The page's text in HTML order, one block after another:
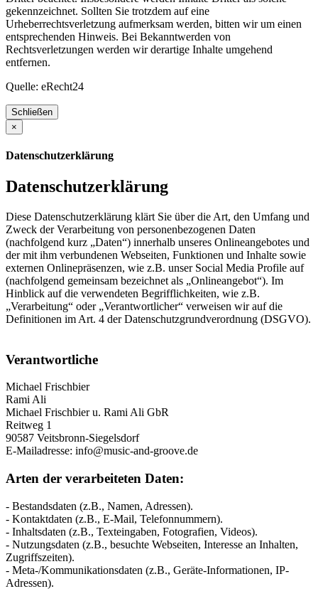
gekennzeichnet. Sollten Sie trotzdem auf eine
Urheberrechtsverletzung aufmerksam werden, bitten wir um einen
entsprechenden Hinweis. Bei Bekanntwerden von
Rechtsverletzungen werden wir derartige Inhalte umgehend
entfernen.
Quelle: eRecht24
×
Datenschutzerklärung
Datenschutzerklärung
Diese Datenschutzerklärung klärt Sie über die Art, den Umfang und
Zweck der Verarbeitung von personenbezogenen Daten
(nachfolgend kurz „Daten“) innerhalb unseres Onlineangebotes und
der mit ihm verbundenen Webseiten, Funktionen und Inhalte sowie
externen Onlinepräsenzen, wie z.B. unser Social Media Profile auf
(nachfolgend gemeinsam bezeichnet als „Onlineangebot“). Im
Hinblick auf die verwendeten Begrifflichkeiten, wie z.B.
„Verarbeitung“ oder „Verantwortlicher“ verweisen wir auf die
Definitionen im Art. 4 der Datenschutzgrundverordnung (DSGVO).
Verantwortliche
Michael Frischbier
Rami Ali
Michael Frischbier u. Rami Ali GbR
Reitweg 1
90587 Veitsbronn-Siegelsdorf
E-Mailadresse: info@music-and-groove.de
Arten der verarbeiteten Daten:
- Bestandsdaten (z.B., Namen, Adressen).
- Kontaktdaten (z.B., E-Mail, Telefonnummern).
- Inhaltsdaten (z.B., Texteingaben, Fotografien, Videos).
- Nutzungsdaten (z.B., besuchte Webseiten, Interesse an Inhalten,
Zugriffszeiten).
- Meta-/Kommunikationsdaten (z.B., Geräte-Informationen, IP-
Adressen).